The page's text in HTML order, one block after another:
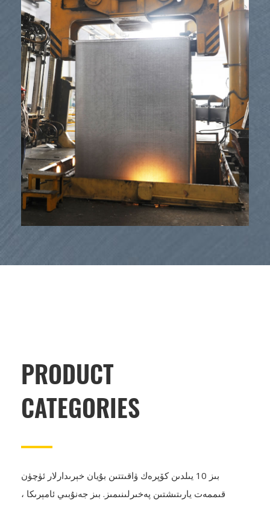
ئۈسكۈنىلەر
PRODUCT
CATEGORIES
بىز 10 يىلدىن كۆپرەك ۋاقىتتىن بۇيان خېرىدارلار ئۈچۈن
قىممەت يارىتىشتىن پەخىرلىنىمىز. بىز جەنۇبىي ئامېرىكا ،